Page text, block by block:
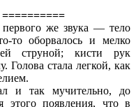
же звука — тело
то оборвалось и мелко
струной; кисти рук
Голова стала легкой, как
и так мучительно, до
этого появления, что в